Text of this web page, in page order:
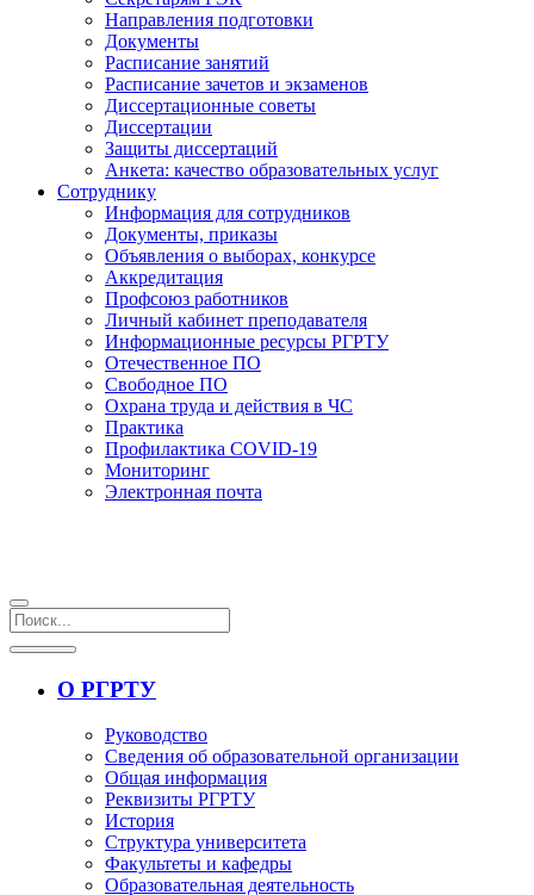
Направления подготовки
Документы
Расписание занятий
Расписание зачетов и экзаменов
Диссертационные советы
Диссертации
Защиты диссертаций
Анкета: качество образовательных услуг
Сотруднику
Информация для сотрудников
Документы, приказы
Объявления о выборах, конкурсе
Аккредитация
Профсоюз работников
Личный кабинет преподавателя
Информационные ресурсы РГРТУ
Отечественное ПО
Свободное ПО
Охрана труда и действия в ЧС
Практика
Профилактика COVID-19
Мониторинг
Электронная почта
О РГРТУ
Руководство
Сведения об образовательной организации
Общая информация
Реквизиты РГРТУ
История
Структура университета
Факультеты и кафедры
Образовательная деятельность